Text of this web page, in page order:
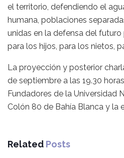
el territorio, defendiendo el
humana, poblaciones
unidas en la defensa del futuro
para los hijos, para los nietos,
La proyección y posterior
de septiembre a las 19.30
Fundadores de la Universidad
Colón 80 de Bahía Blanca y la
Related Posts